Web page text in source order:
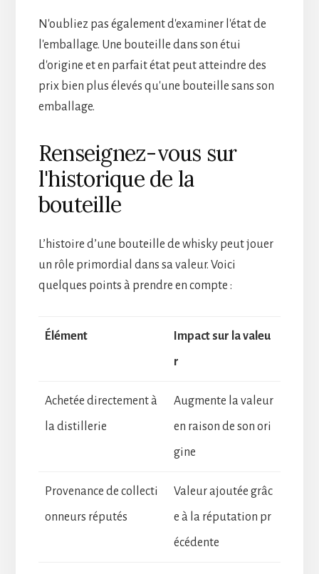
N'oubliez pas également d'examiner l'état de
l'emballage. Une bouteille dans son étui
d'origine et en parfait état peut atteindre des
prix bien plus élevés qu'une bouteille sans son
emballage.
Renseignez-vous sur
l'historique de la
bouteille
L’histoire d’une bouteille de whisky peut jouer
un rôle primordial dans sa valeur. Voici
quelques points à prendre en compte :
Élément
Impact sur la valeu
r
Achetée directement à
la distillerie
Augmente la valeur
en raison de son ori
gine
Provenance de collecti
onneurs réputés
Valeur ajoutée grâc
e à la réputation pr
écédente